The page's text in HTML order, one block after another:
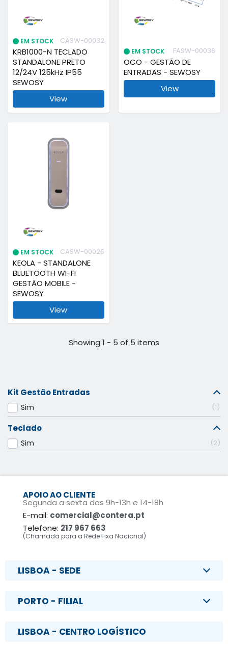
EM STOCK CASW-00032
KRB1000-N TECLADO
STANDALONE PRETO
12/24V 125kHz IP55
SEWOSY
View
EM STOCK FASW-00036
OCO - GESTÃO DE
ENTRADAS - SEWOSY
View
EM STOCK CASW-00026
KEOLA - STANDALONE
BLUETOOTH WI-FI
GESTÃO MOBILE -
SEWOSY
View
Showing 1 - 5 of 5 items
Kit Gestão Entradas
Sim 1
Teclado
Sim 2
APOIO AO CLIENTE
Segunda a sexta das 9h-13h e 14-18h
E-mail: comercial@contera.pt
Telefone: 217 967 663
(Chamada para a Rede Fixa Nacional)
LISBOA - SEDE
PORTO - FILIAL
LISBOA - CENTRO LOGÍSTICO